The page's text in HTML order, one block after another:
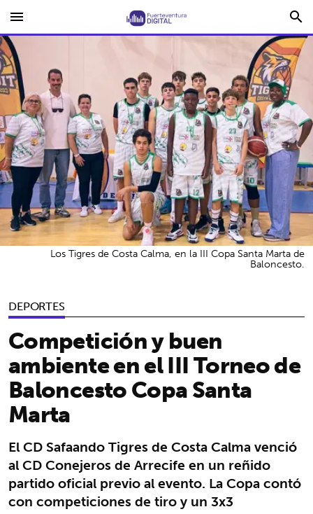
menu search
DEPORTES
Competición y buen
ambiente en el III Torneo de
Baloncesto Copa Santa
Marta
El CD Safaando Tigres de Costa Calma venció
al CD Conejeros de Arrecife en un reñido
partido oficial previo al evento. La Copa contó
con competiciones de tiro y un 3x3
Los Tigres de Costa Calma, en la III Copa Santa Marta de
Baloncesto.